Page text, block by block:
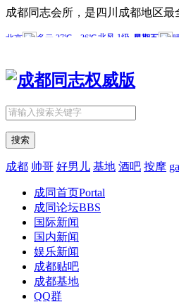
成都同志会所，是四川成都地区最
搜索
成都 帅哥 好男儿 基地 酒吧 按摩
成同首页Portal
成同论坛BBS
国际新闻
国内新闻
娱乐新闻
成都贴吧
成都基地
QQ群